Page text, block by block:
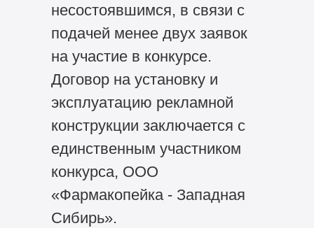
несостоявшимся, в связи с
подачей менее двух заявок
на участие в конкурсе.
Договор на установку и
эксплуатацию рекламной
конструкции заключается с
единственным участником
конкурса, ООО
«Фармакопейка - Западная
Сибирь».